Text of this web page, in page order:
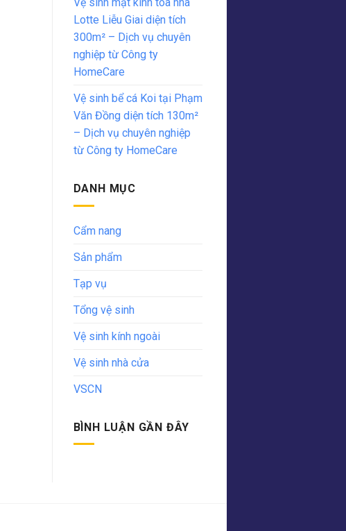
Lotte Liễu Giai diện tích
300m² – Dịch vụ chuyên
nghiệp từ Công ty
HomeCare
Vệ sinh bể cá Koi tại Phạm
Văn Đồng diện tích 130m²
– Dịch vụ chuyên nghiệp
từ Công ty HomeCare
DANH MỤC
Cẩm nang
Sản phẩm
Tạp vụ
Tổng vệ sinh
Vệ sinh kính ngoài
Vệ sinh nhà cửa
VSCN
BÌNH LUẬN GẦN ĐÂY